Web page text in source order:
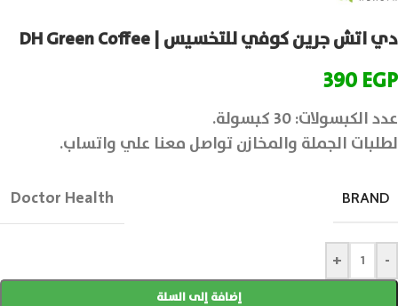
دي اتش جرين كوفي للتخسيس | DH Green Coffee
390EGP
عدد الكبسولات: 30 كبسولة.
لطلبات الجملة والمخازن تواصل معنا علي واتساب.
BRAND
Doctor Health
-
+
إضافة إلى السلة